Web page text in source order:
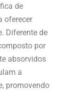
de
oferecer
Diferente de
por
absorvidos
a
promovendo